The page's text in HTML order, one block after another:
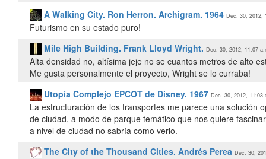
A Walking City. Ron Herron. Archigram. 1964 Dec. 30, 2012,
Futurismo en su estado puro!
Mile High Building. Frank Lloyd Wright. Dec. 30, 2012, 11:07
Alta densidad no, altísima jeje no se cuantos metros de alto
Me gusta personalmente el proyecto, Wright se lo curraba!
Utopía Complejo EPCOT de Disney. 1967 Dec. 30, 2012, 11:03
La estructuración de los transportes me parece una solución
de ciudad, a modo de parque temático que nos quiere
a nivel de ciudad no sabría como verlo.
The City of the Thousand Cities. Andrés Perea Dec. 30,